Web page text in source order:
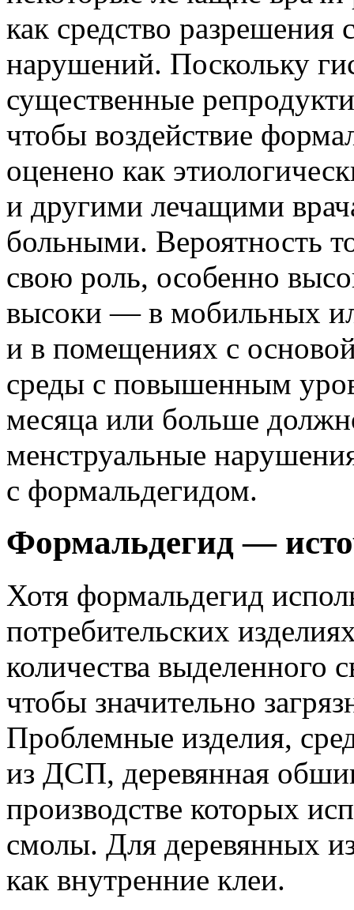
как средство разрешения
нарушений. Поскольку
существенные
чтобы воздействие
оценено как
и другими лечащими
больными. Вероятность
свою роль, особенно
высоки — в мобильных
и в помещениях с
среды с повышенным
месяца или больше
менструальные
с формальдегидом.
Формальдегид —
Хотя формальдегид
потребительских
количества выделенного
чтобы значительно
Проблемные изделия,
из ДСП, деревянная
производстве которых
смолы. Для деревянных
как внутренние клеи.